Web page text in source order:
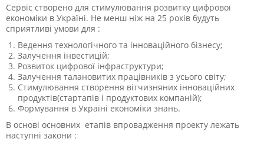
Сервіс створено для стимулювання розвитку цифрової
економіки в Україні. Не менш ніж на 25 років будуть
сприятливі умови для :
Ведення технологічного та інноваційного бізнесу;
Залучення інвестицій;
Розвиток цифрової інфраструктури;
Залучення талановитих працівників з усього світу;
Стимулювання створення вітчизняних інноваційних
продуктів(стартапів і продуктових компаній);
Формування в Україні економіки знань.
В основі основних етапів впровадження проекту лежать
наступні закони :